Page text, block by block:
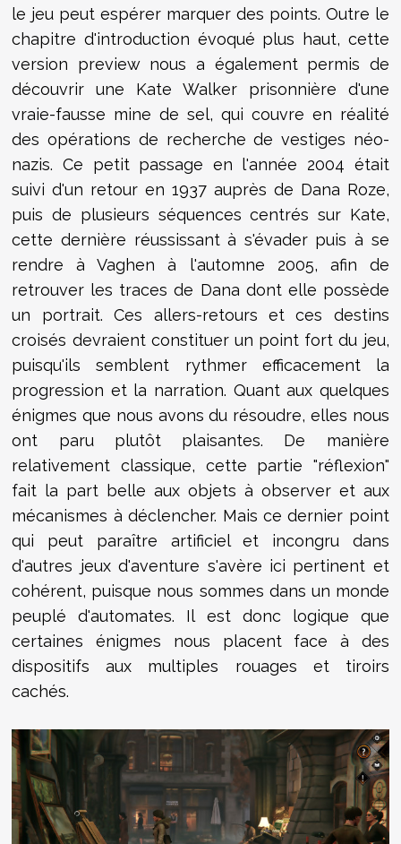
le jeu peut espérer marquer des points. Outre le
chapitre d'introduction évoqué plus haut, cette
version preview nous a également permis de
découvrir une Kate Walker prisonnière d'une
vraie-fausse mine de sel, qui couvre en réalité
des opérations de recherche de vestiges néo-
nazis. Ce petit passage en l'année 2004 était
suivi d'un retour en 1937 auprès de Dana Roze,
puis de plusieurs séquences centrés sur Kate,
cette dernière réussissant à s'évader puis à se
rendre à Vaghen à l'automne 2005, afin de
retrouver les traces de Dana dont elle possède
un portrait. Ces allers-retours et ces destins
croisés devraient constituer un point fort du jeu,
puisqu'ils semblent rythmer efficacement la
progression et la narration. Quant aux quelques
énigmes que nous avons du résoudre, elles nous
ont paru plutôt plaisantes. De manière
relativement classique, cette partie "réflexion"
fait la part belle aux objets à observer et aux
mécanismes à déclencher. Mais ce dernier point
qui peut paraître artificiel et incongru dans
d'autres jeux d'aventure s'avère ici pertinent et
cohérent, puisque nous sommes dans un monde
peuplé d'automates. Il est donc logique que
certaines énigmes nous placent face à des
dispositifs aux multiples rouages et tiroirs
cachés.